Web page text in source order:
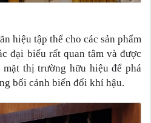
hiệu tập thể cho các sản phẩm
đại biểu rất quan tâm và được
thị trường hữu hiệu để phá
bối cảnh biến đổi khí hậu.